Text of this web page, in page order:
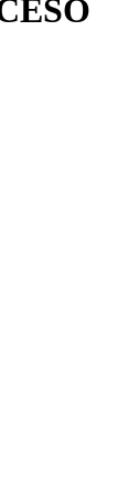
Valencia.